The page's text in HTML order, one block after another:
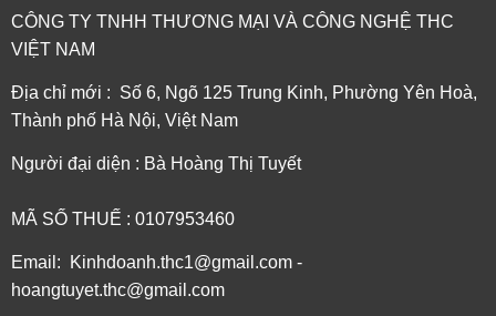
CÔNG TY TNHH THƯƠNG MẠI VÀ CÔNG NGHỆ THC
VIỆT NAM
Địa chỉ mới : Số 6, Ngõ 125 Trung Kinh, Phường Yên Hoà,
Thành phố Hà Nội, Việt Nam
Người đại diện : Bà Hoàng Thị Tuyết
MÃ SỐ THUẾ : 0107953460
Email: Kinhdoanh.thc1@gmail.com -
hoangtuyet.thc@gmail.com